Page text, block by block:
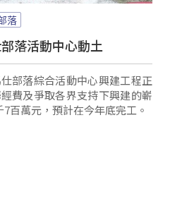
落
落活動中心動土
部落綜合活動中心興建工程正
費及爭取各界支持下興建的嶄
百萬元，預計在今年底完工。